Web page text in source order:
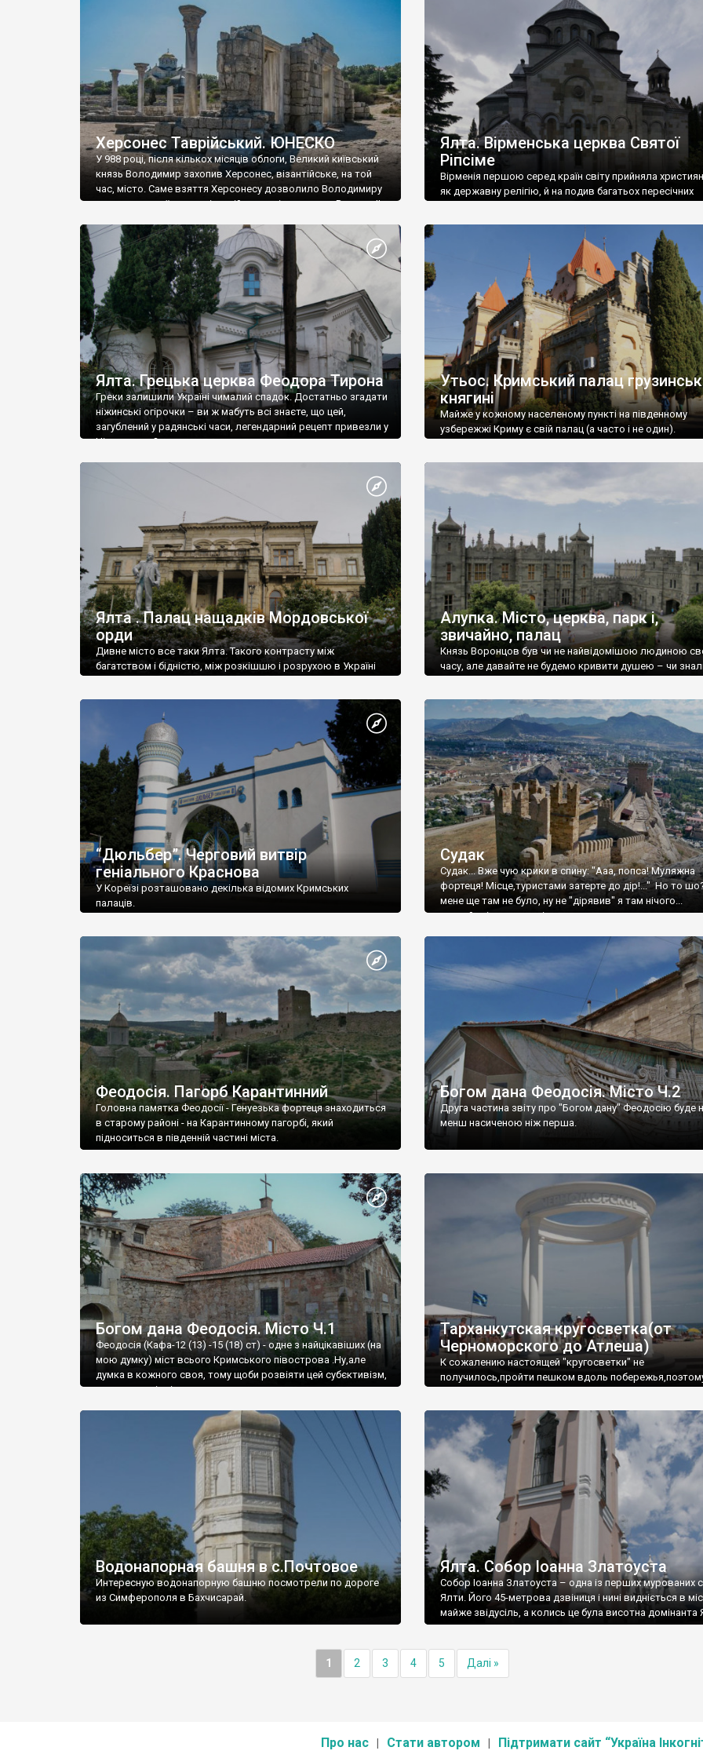
візантійської доби. Раритети викрадені з фондів об’єкту
культурної спадщини ЮНЕСКО «Херсонеса Таврійського».
Офіційно – на виставку «Золото Візантії», але експерти та
влада в Україні вважають це лише […]
називаються «повстяками» (postaki)…” “Вино. Крим
виробляє відмінне вино і його вдосталь: воно все
легке біле і дуже […]
Херсонес Таврійський. ЮНЕСКО
У 988 році, після кількох місяців облоги, Великий київський
князь Володимир захопив Херсонес, візантійське, на той
час, місто. Саме взяття Херсонесу дозволило Володимиру
диктувати свої умови візантійському імператору Василю ІІ,
Херсонесі Володимир-язичник, став Василем-
християнином. А потім було Хрещення Русі. На честь
Херсонесу Таврійського названо місто […]
Ялта. Вірменська церква Святої
Ріпсіме
Вірменія першою серед країн світу прийняла
як державну релігію, й на подив багатьох пересічних
Ялта. Грецька церква Феодора Тирона
Греки залишили Україні чималий спадок. Достатньо згадати
ніжинські огірочки – ви ж мабуть всі знаєте, що цей,
загублений у радянські часи, легендарний рецепт привезли у
Ніжин греки?
Утьос. Кримський палац
княгині
Майже у кожному населеному пункті на південному
узбережжі Криму є свій палац (а часто і не один).
Ялта . Палац нащадків Мордовської
орди
Дивне місто все таки Ялта. Такого контрасту між
багатством і бідністю, між розкішшю і розрухою в Україні
Алупка. Місто, церква, парк і,
звичайно, палац
Князь Воронцов був чи не найвідомішою людиною
часу, але давайте не будемо кривити душею – чи
“Дюльбер”. Черговий витвір
геніального Краснова
У Кореїзі розташовано декілька відомих Кримських
палаців.
Судак
Судак... Вже чую крики в спину: "Ааа, попса! Муляжна
фортеця! Місце,туристами затерте до дір!..." Но то
мене ще там не було, ну не "дірявив" я там нічого...
принаймні до цього літа.
Феодосія. Пагорб Карантинний
Головна памятка Феодосії - Генуезька фортеця знаходиться
в старому районі - на Карантинному пагорбі, який
підноситься в південній частині міста.
Богом дана Феодосія. Місто Ч.2
Друга частина звіту про "Богом дану" Феодосію буде
менш насиченою ніж перша.
Богом дана Феодосія. Місто Ч.1
Феодосія (Кафа-12 (13) -15 (18) ст) - одне з найцікавіших (на
мою думку) міст всього Кримського півострова .Ну,але
думка в кожного своя, тому щоби розвіяти цей субєктивізм,
запрошую відвідати це
Тарханкутская кругосветка(от
Черноморского до Атлеша)
К сожалению настоящей "кругосветки" не
получилось,пройти пешком вдоль
Водонапорная башня в с.Почтовое
Интересную водонапорную башню посмотрели по дороге
из Симферополя в Бахчисарай.
Ялта. Собор Іоанна Златоуста
Собор Іоанна Златоуста – одна із перших мурованих
Ялти. Його 45-метрова дзвіниця і нині видніється в
майже звідусіль, а колись це була висотна домінанта
1 2 3 4 5 Далі »
Про нас Стати автором Підтримати сайт “Україна